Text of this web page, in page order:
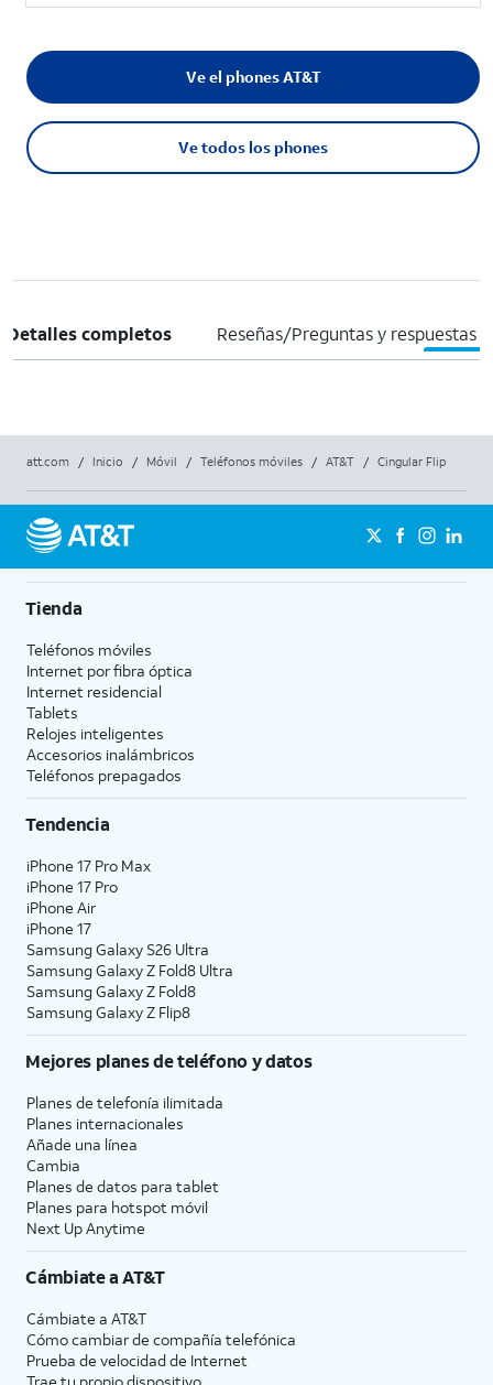
Ve todos los phones
Ve el phones AT&T
Detalles completos Reseñas/Preguntas y respuestas
att.com / Inicio / Móvil / Teléfonos móviles / AT&T / Cingular Flip
Tienda
Teléfonos móviles
Internet por fibra óptica
Internet residencial
Tablets
Relojes inteligentes
Accesorios inalámbricos
Teléfonos prepagados
Tendencia
iPhone 17 Pro Max
iPhone 17 Pro
iPhone Air
iPhone 17
Samsung Galaxy S26 Ultra
Samsung Galaxy Z Fold8 Ultra
Samsung Galaxy Z Fold8
Samsung Galaxy Z Flip8
Mejores planes de teléfono y datos
Planes de telefonía ilimitada
Planes internacionales
Añade una línea
Cambia
Planes de datos para tablet
Planes para hotspot móvil
Next Up Anytime
Cámbiate aAT&T
Cámbiate a AT&T
Cómo cambiar de compañía telefónica
Prueba de velocidad de Internet